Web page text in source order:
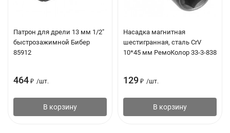
Патрон для дрели 13 мм 1/2"
быстрозажимной Бибер
85912
464 ₽ /шт.
В корзину
Насадка магнитная
шестигранная, сталь CrV
10*45 мм РемоКолор 33-3-838
129 ₽ /шт.
В корзину